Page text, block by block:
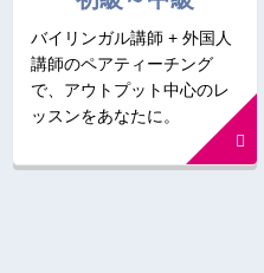
バイリンガル講師 + 外国人
講師のペアティーチング
で、アウトプット中心のレ
ッスンをあなたに。